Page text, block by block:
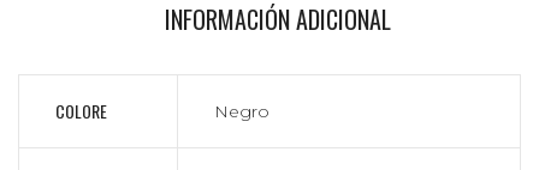
INFORMACIÓN ADICIONAL
COLORE Negro